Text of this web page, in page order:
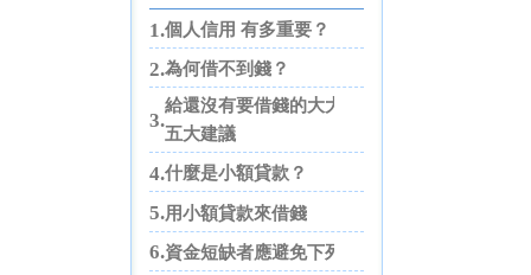
1.個人信用 有多重要？
2.為何借不到錢？
3.
給還沒有要借錢的大大們
五大建議
4.什麼是小額貸款？
5.用小額貸款來借錢
6.資金短缺者應避免下列四點